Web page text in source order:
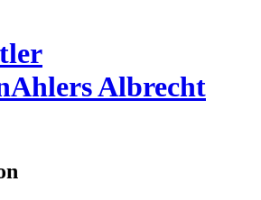
Ahlers Albrecht